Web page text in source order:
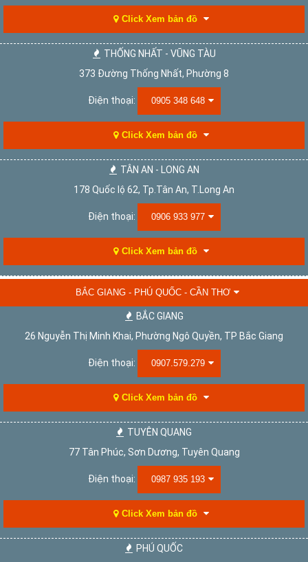
Click Xem bản đồ
THỐNG NHẤT - VŨNG TÀU
373 Đường Thống Nhất, Phường 8
Điện thoại: 0905 348 648
Click Xem bản đồ
TÂN AN - LONG AN
178 Quốc lộ 62, Tp.Tân An, T.Long An
Điện thoại: 0906 933 977
Click Xem bản đồ
BẮC GIANG - PHÚ QUỐC - CẦN THƠ
BẮC GIANG
26 Nguyễn Thị Minh Khai, Phường Ngô Quyền, TP Bắc Giang
Điện thoại: 0907.579.279
Click Xem bản đồ
TUYÊN QUANG
77 Tân Phúc, Sơn Dương, Tuyên Quang
Điện thoại: 0987 935 193
Click Xem bản đồ
PHÚ QUỐC